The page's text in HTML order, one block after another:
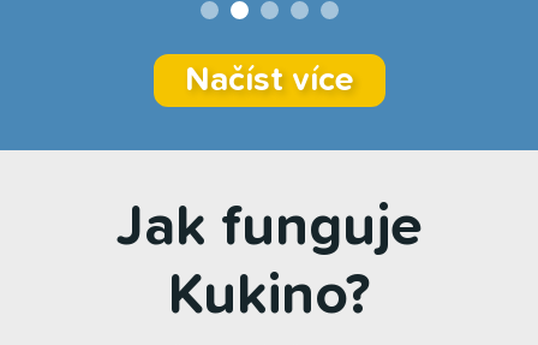
Načíst více
Jak funguje
Kukino?